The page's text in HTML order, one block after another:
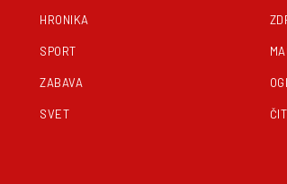
HRONIKA
SPORT
ZABAVA
SVET